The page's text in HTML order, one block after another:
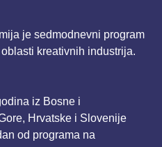
je sedmodnevni program
kreativnih industrija.
iz Bosne i
Hrvatske i Slovenije
od programa na